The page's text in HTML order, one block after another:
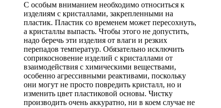
С особым вниманием необходимо относиться к
изделиям с кристаллами, закрепленными на
пластик. Пластик со временем может пересохнуть,
а кристаллы выпасть. Чтобы этого не допустить,
надо беречь эти изделия от влаги и резких
перепадов температур. Обязательно исключить
соприкосновение изделий с кристаллами от
взаимодействия с химическими веществами,
особенно агрессивными реактивами, поскольку
они могут не просто повредить кристалл, но и
изменить цвет пластиковой основы. Чистку
производить очень аккуратно, ни в коем случае не